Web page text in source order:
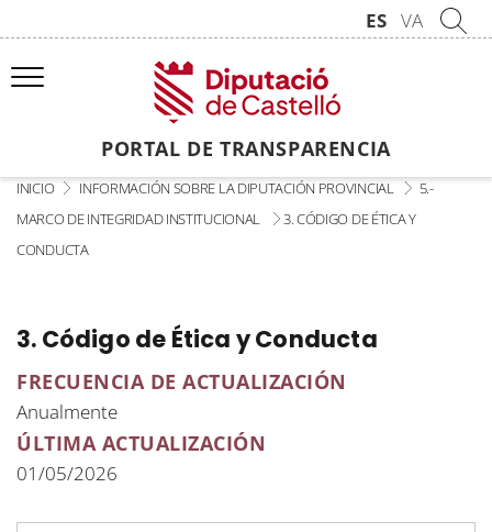
ES VA
PORTAL DE TRANSPARENCIA
INICIO INFORMACIÓN SOBRE LA DIPUTACIÓN PROVINCIAL
5.-
MARCO DE INTEGRIDAD INSTITUCIONAL
3. CÓDIGO DE ÉTICA Y
CONDUCTA
3. Código de Ética y Conducta
FRECUENCIA DE ACTUALIZACIÓN
Anualmente
ÚLTIMA ACTUALIZACIÓN
01/05/2026